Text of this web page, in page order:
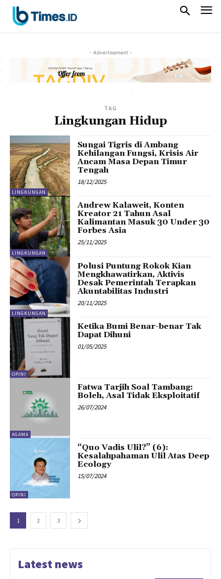
- Advertisement -
TAG
Lingkungan Hidup
LINGKUNGAN
Sungai Tigris di Ambang
Kehilangan Fungsi, Krisis Air
Ancam Masa Depan Timur
Tengah
18/12/2025
LINGKUNGAN
Andrew Kalaweit, Konten
Kreator 21 Tahun Asal
Kalimantan Masuk 30 Under 30
Forbes Asia
25/11/2025
LINGKUNGAN
Polusi Puntung Rokok Kian
Mengkhawatirkan, Aktivis
Desak Pemerintah Terapkan
Akuntabilitas Industri
20/11/2025
OPINI
Ketika Bumi Benar-benar Tak
Dapat Dihuni
01/05/2025
AGAMA
Fatwa Tarjih Soal Tambang:
Boleh, Asal Tidak Eksploitatif
26/07/2024
OPINI
“Quo Vadis Ulil?” (6):
Kesalahpahaman Ulil Atas Deep
Ecology
15/07/2024
1 2 3
Latest news